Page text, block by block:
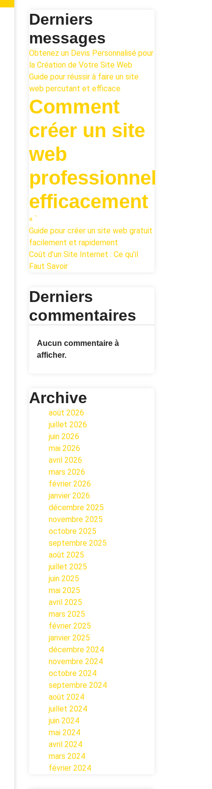
Derniers
messages
Obtenez un Devis Personnalisé pour
la Création de Votre Site Web
Guide pour réussir à faire un site
web percutant et efficace
Comment
créer un site
web
professionnel
efficacement
« `
Guide pour créer un site web gratuit
facilement et rapidement
Coût d’un Site Internet : Ce qu’il
Faut Savoir
Derniers
commentaires
Aucun commentaire à
afficher.
Archive
août 2026
juillet 2026
juin 2026
mai 2026
avril 2026
mars 2026
février 2026
janvier 2026
décembre 2025
novembre 2025
octobre 2025
septembre 2025
août 2025
juillet 2025
juin 2025
mai 2025
avril 2025
mars 2025
février 2025
janvier 2025
décembre 2024
novembre 2024
octobre 2024
septembre 2024
août 2024
juillet 2024
juin 2024
mai 2024
avril 2024
mars 2024
février 2024